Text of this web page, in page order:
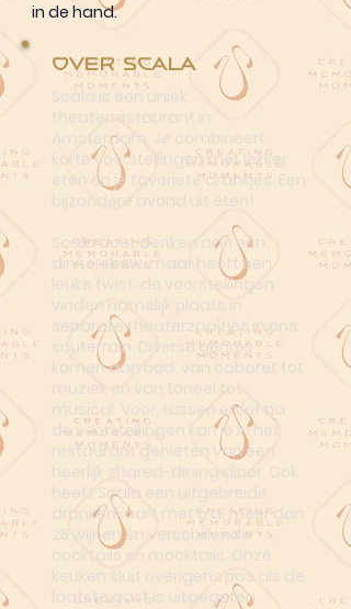
in de hand.
Over Scala
Scala is een uniek
Amsterdam. Je combineert
korte voorstellingen met lekker
eten én je favoriete drankjes. Een
bijzondere avond uit eten!
Scala doet denken aan een
dinnershow, maar heeft een
leuke twist: de voorstellingen
vinden namelijk plaats in
separate theaterzaaltjes in ons
souterrain. Diverse genres
komen aan bod, van cabaret tot
musical. Voor, tussen en/of na
de voorstellingen kan je in het
restaurant genieten van een
heerlijk shared-dining diner. Ook
heeft Scala een uitgebreide
drankenkaart met o.a. meer dan
25 wijnen en verschillende
cocktails en mocktails. Onze
keuken sluit overigens pas als de
laatste gast is uitgegeten.